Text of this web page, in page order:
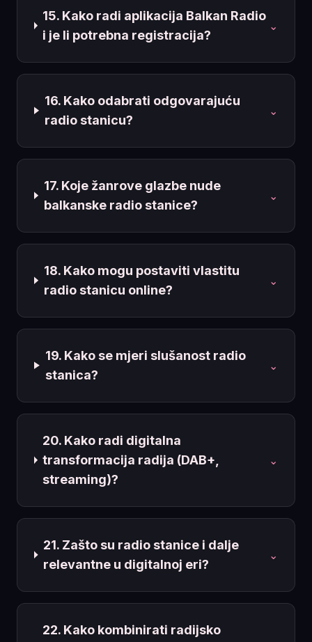
15. Kako radi aplikacija Balkan Radio
i je li potrebna registracija?
⌄
16. Kako odabrati odgovarajuću
radio stanicu?
⌄
17. Koje žanrove glazbe nude
balkanske radio stanice?
⌄
18. Kako mogu postaviti vlastitu
radio stanicu online?
⌄
19. Kako se mjeri slušanost radio
stanica?
⌄
20. Kako radi digitalna
transformacija radija (DAB+,
streaming)?
⌄
21. Zašto su radio stanice i dalje
relevantne u digitalnoj eri?
⌄
22. Kako kombinirati radijsko